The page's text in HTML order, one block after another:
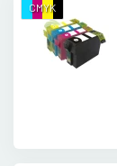
CMYK